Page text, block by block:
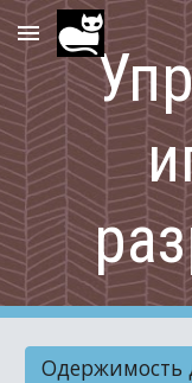
Skip to main content
Одержимость